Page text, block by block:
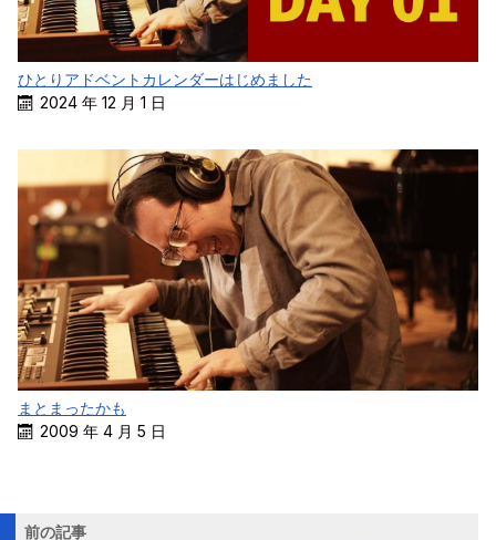
ひとりアドベントカレンダーはじめました
2024 年 12 月 1 日
まとまったかも
2009 年 4 月 5 日
前の記事